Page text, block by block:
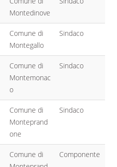
Montedinove
Comune di
Montegallo
Sindaco
Comune di
Montemonac
o
Sindaco
Comune di
Monteprand
one
Sindaco
Comune di
Componente